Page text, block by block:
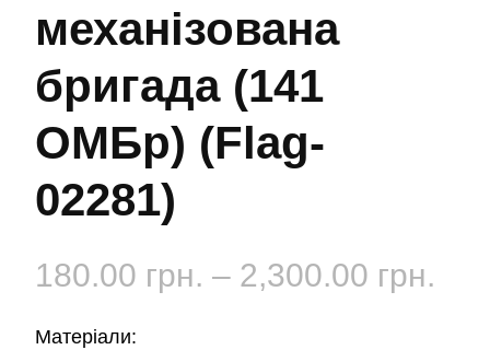
механізована
бригада (141
ОМБр) (Flag-
02281)
180.00 грн. – 2,300.00 грн.
Матеріали: